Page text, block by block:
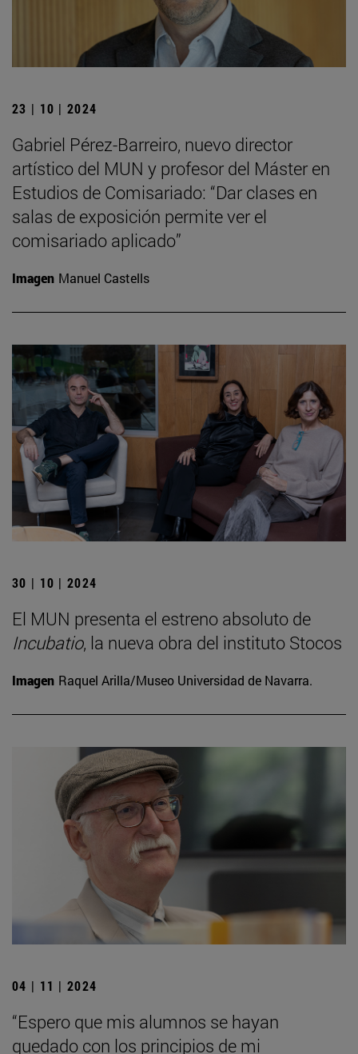
23 | 10 | 2024
Gabriel Pérez-Barreiro, nuevo director
artístico del MUN y profesor del Máster en
Estudios de Comisariado: “Dar clases en
salas de exposición permite ver el
comisariado aplicado”
Imagen Manuel Castells
30 | 10 | 2024
El MUN presenta el estreno absoluto de
Incubatio, la nueva obra del instituto Stocos
Imagen Raquel Arilla/Museo Universidad de Navarra.
04 | 11 | 2024
“Espero que mis alumnos se hayan
quedado con los principios de mi